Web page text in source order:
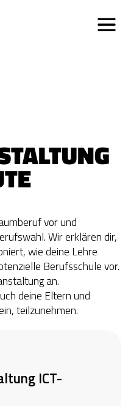
vor und
Wir erklären dir,
wie deine Lehre
Berufsschule vor.
an.
deine Eltern und
teilzunehmen.
ICT-